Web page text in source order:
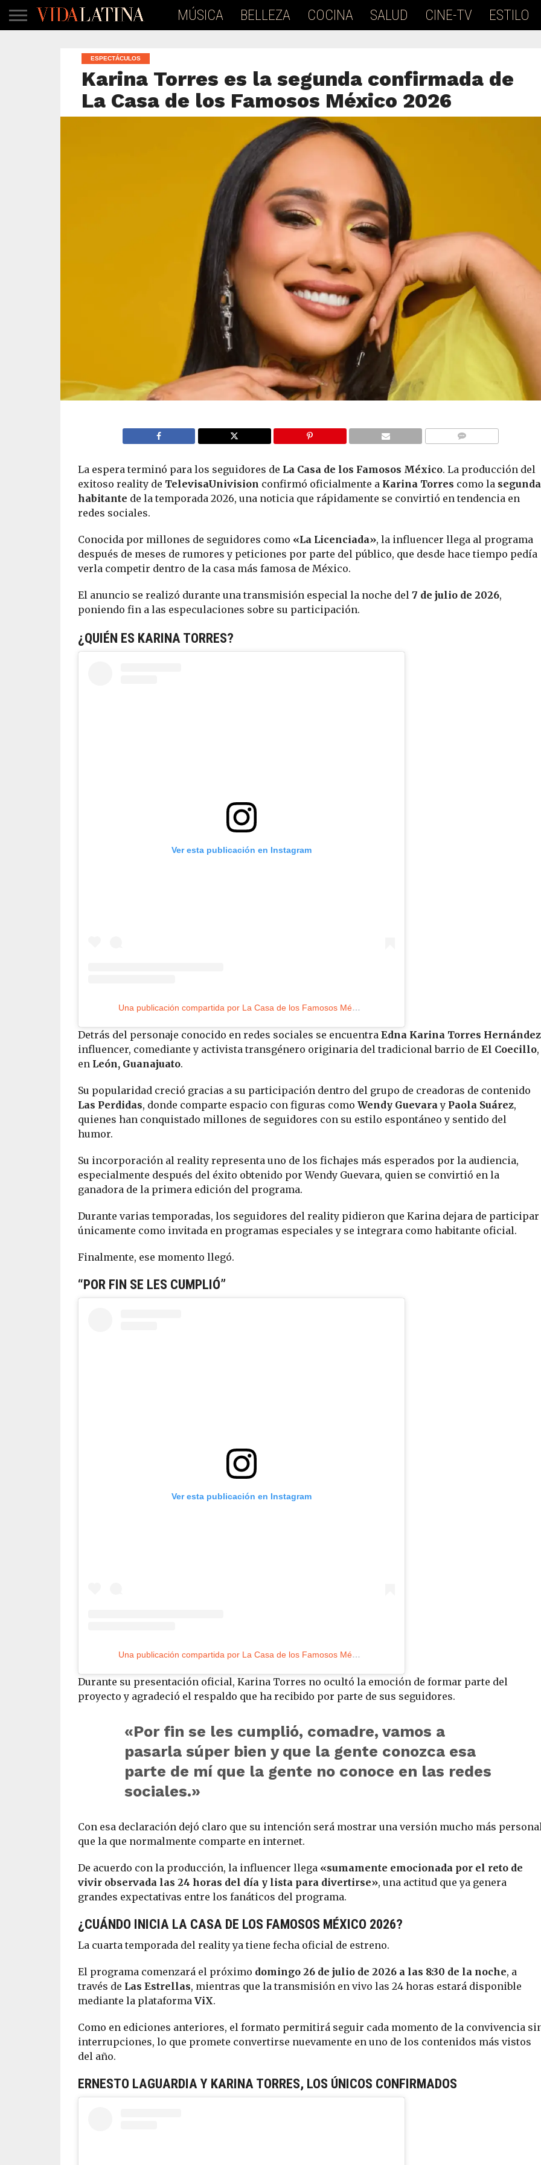
MÚSICA BELLEZA COCINA SALUD CINE-TV ESTILO
ESPECTÁCULOS
Karina Torres es la segunda confirmada de
La Casa de los Famosos México 2026
La espera terminó para los seguidores de La Casa de los Famosos México. La producción del
exitoso reality de TelevisaUnivision confirmó oficialmente a Karina Torres como la segunda
habitante de la temporada 2026, una noticia que rápidamente se convirtió en tendencia en
redes sociales.
Conocida por millones de seguidores como «La Licenciada», la influencer llega al programa
después de meses de rumores y peticiones por parte del público, que desde hace tiempo pedía
verla competir dentro de la casa más famosa de México.
El anuncio se realizó durante una transmisión especial la noche del 7 de julio de 2026,
poniendo fin a las especulaciones sobre su participación.
¿QUIÉN ES KARINA TORRES?
Ver esta publicación en Instagram
Una publicación compartida por La Casa de los Famosos México (@lacasafamososmx)
Detrás del personaje conocido en redes sociales se encuentra Edna Karina Torres Hernández
influencer, comediante y activista transgénero originaria del tradicional barrio de El Coecillo,
en León, Guanajuato.
Su popularidad creció gracias a su participación dentro del grupo de creadoras de contenido
Las Perdidas, donde comparte espacio con figuras como Wendy Guevaray Paola Suárez,
quienes han conquistado millones de seguidores con su estilo espontáneo y sentido del
humor.
Su incorporación al reality representa uno de los fichajes más esperados por la audiencia,
especialmente después del éxito obtenido por Wendy Guevara, quien se convirtió en la
ganadora de la primera edición del programa.
Durante varias temporadas, los seguidores del reality pidieron que Karina dejara de participar
únicamente como invitada en programas especiales y se integrara como habitante oficial.
Finalmente, ese momento llegó.
“POR FIN SE LES CUMPLIÓ”
Ver esta publicación en Instagram
Una publicación compartida por La Casa de los Famosos México (@lacasafamososmx)
Durante su presentación oficial, Karina Torres no ocultó la emoción de formar parte del
proyecto y agradeció el respaldo que ha recibido por parte de sus seguidores.
«Por fin se les cumplió, comadre, vamos a
pasarla súper bien y que la gente conozca esa
parte de mí que la gente no conoce en las redes
sociales.»
Con esa declaración dejó claro que su intención será mostrar una versión mucho más
que la que normalmente comparte en internet.
De acuerdo con la producción, la influencer llega «sumamente emocionada por el reto de
vivir observada las 24 horas del día y lista para divertirse», una actitud que ya genera
grandes expectativas entre los fanáticos del programa.
¿CUÁNDO INICIA LA CASA DE LOS FAMOSOS MÉXICO 2026?
La cuarta temporada del reality ya tiene fecha oficial de estreno.
El programa comenzará el próximo domingo 26 de julio de 2026 a las 8:30 de la noche, a
través de Las Estrellas, mientras que la transmisión en vivo las 24 horas estará disponible
mediante la plataforma ViX.
Como en ediciones anteriores, el formato permitirá seguir cada momento de la convivencia
interrupciones, lo que promete convertirse nuevamente en uno de los contenidos más vistos
del año.
ERNESTO LAGUARDIA Y KARINA TORRES, LOS ÚNICOS CONFIRMADOS